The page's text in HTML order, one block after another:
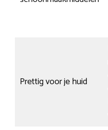
Prettig voor je huid